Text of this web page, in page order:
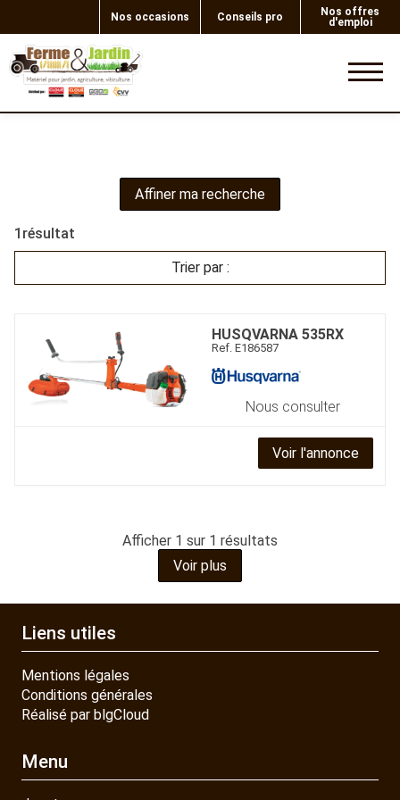
Nos occasions Conseils pro
Nos offres
d'emploi
QUAD SSV UTV
PIECES DETACHEES
CONTACT
1 résultat
Trier par :
Affiner ma recherche
HUSQVARNA 535RX
Ref. E186587
Nous consulter
Voir l'annonce
Afficher 1 sur 1 résultats
Voir plus
Liens utiles
Mentions légales
Conditions générales
Réalisé par blgCloud
Menu